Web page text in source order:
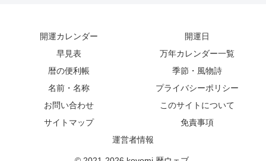
開運カレンダー
開運日
早見表
万年カレンダー一覧
暦の便利帳
季節・風物詩
名前・名称
プライバシーポリシー
お問い合わせ
このサイトについて
サイトマップ
免責事項
運営者情報